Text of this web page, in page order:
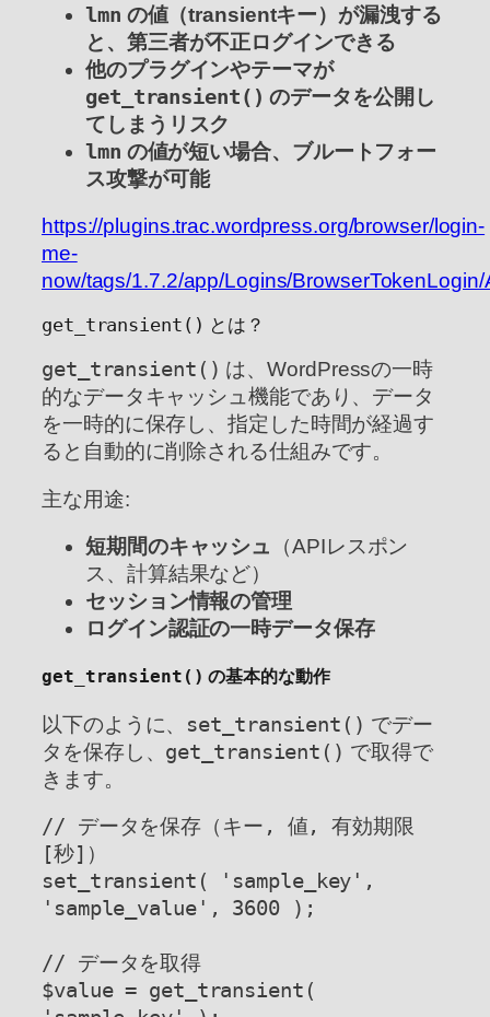
lmn の値（transientキー）が漏洩する
と、第三者が不正ログインできる
他のプラグインやテーマが
get_transient() のデータを公開し
てしまうリスク
lmn の値が短い場合、ブルートフォー
ス攻撃が可能
https://plugins.trac.wordpress.org/browser/login-
me-
now/tags/1.7.2/app/Logins/
get_transient() とは？
get_transient() は、WordPressの一時
的なデータキャッシュ機能であり、データ
を一時的に保存し、指定した時間が経過す
ると自動的に削除される仕組みです。
主な用途:
短期間のキャッシュ
（APIレスポン
ス、計算結果など）
セッション情報の管理
ログイン認証の一時データ保存
get_transient() の基本的な動作
以下のように、 set_transient() でデー
タを保存し、 get_transient() で取得で
きます。
// データを保存（キー, 値, 有効期限
[秒]）
set_transient( 'sample_key',
'sample_value', 3600 );
// データを取得
$value = get_transient(